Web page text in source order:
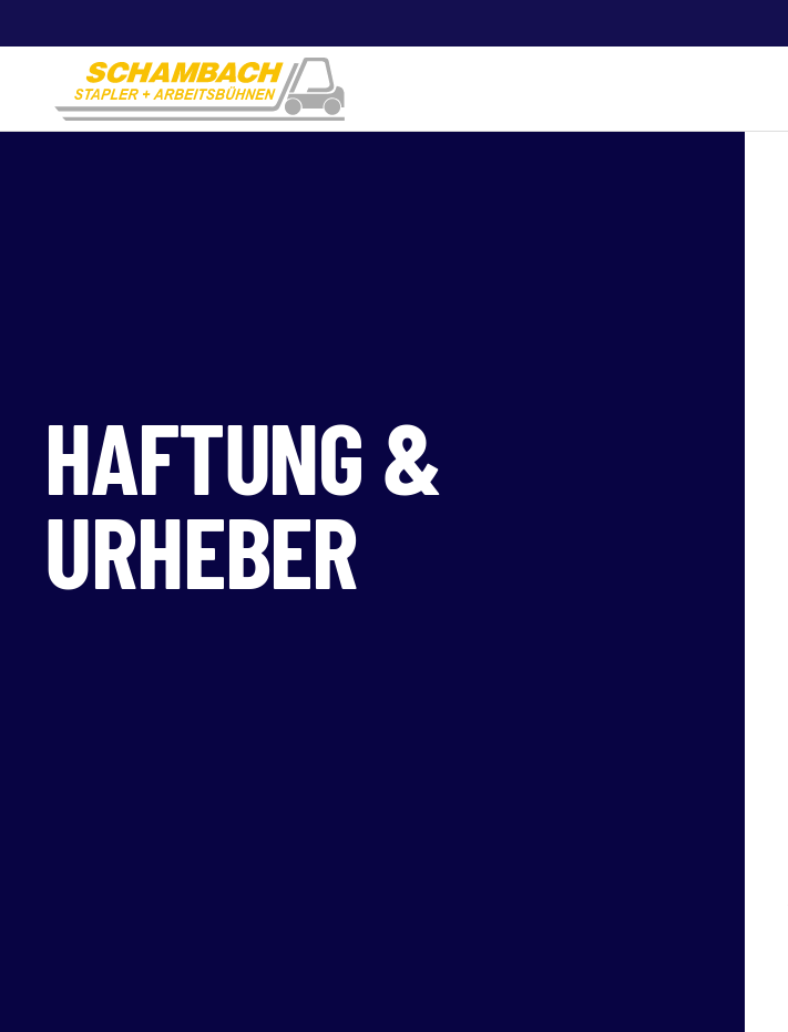
Zum Hauptinhalt springen
HAFTUNG &
URHEBER